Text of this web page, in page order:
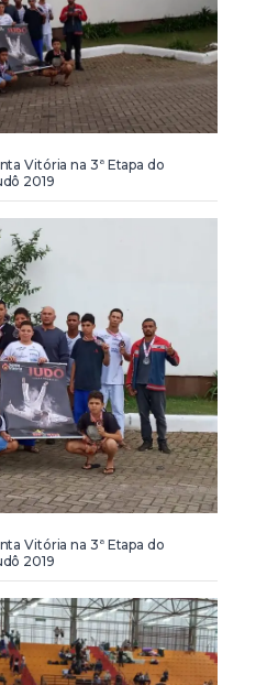
Vitória na 3ª Etapa do
2019
Vitória na 3ª Etapa do
2019